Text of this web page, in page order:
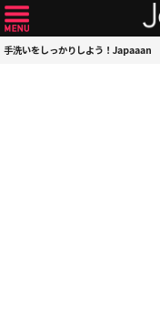
手洗いをしっかりしよう！Japaaan